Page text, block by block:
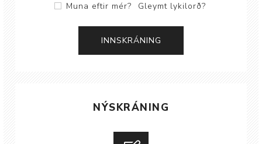
Muna eftir mér? Gleymt lykilorð?
NÝSKRÁNING